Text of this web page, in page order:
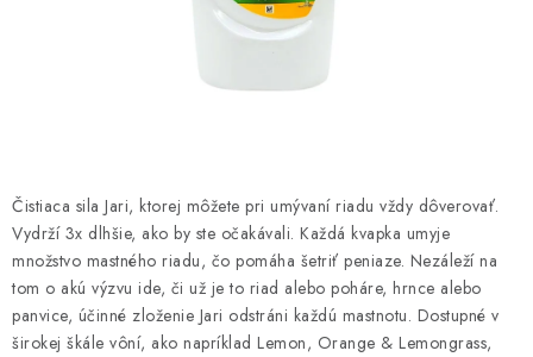
KOZMETIKA-OSOBNÁ STAROSTLIVOSŤ
ANTIBAKTERIÁLNE A DEZINFEKČNÉ PRODUKTY
LED SVIEČKY
DISTRIBÚCIA - B2B SPOLUPRÁCA
KONTAKTY
Čistiaca sila Jari, ktorej môžete pri umývaní riadu vždy dôverovať.
Vydrží 3x dlhšie, ako by ste očakávali. Každá kvapka umyje
množstvo mastného riadu, čo pomáha šetriť peniaze. Nezáleží na
tom o akú výzvu ide, či už je to riad alebo poháre, hrnce alebo
panvice, účinné zloženie Jari odstráni každú mastnotu. Dostupné v
širokej škále vôní, ako napríklad Lemon, Orange & Lemongrass,